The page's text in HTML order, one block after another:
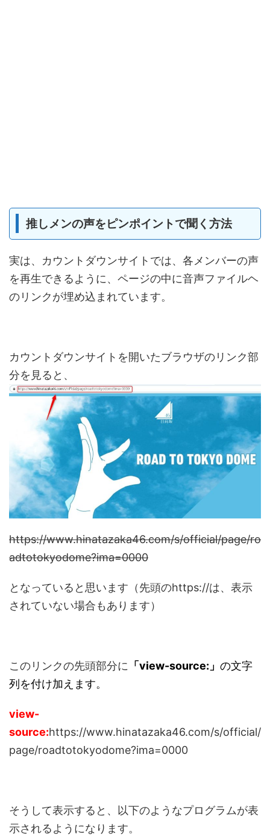
推しメンの声をピンポイントで聞く方法
実は、カウントダウンサイトでは、各メンバーの声
を再生できるように、ページの中に音声ファイルヘ
のリンクが埋め込まれています。
カウントダウンサイトを開いたブラウザのリンク部
分を見ると、
https://www.hinatazaka46.com/s/official/page/ro
adtotokyodome?ima=0000
となっていると思います（先頭のhttps://は、表示
されていない場合もあります）
このリンクの先頭部分に 「view-source:」 の文字
列を付け加えます。
view-
source:https://www.hinatazaka46.com/s/official/
page/roadtotokyodome?ima=0000
そうして表示すると、以下のようなプログラムが表
示されるようになります。